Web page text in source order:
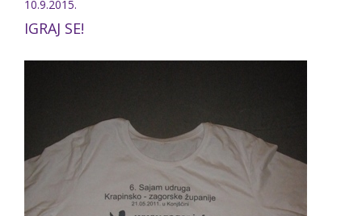
10.9.2015.
IGRAJ SE!